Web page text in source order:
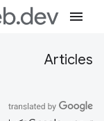
Articles